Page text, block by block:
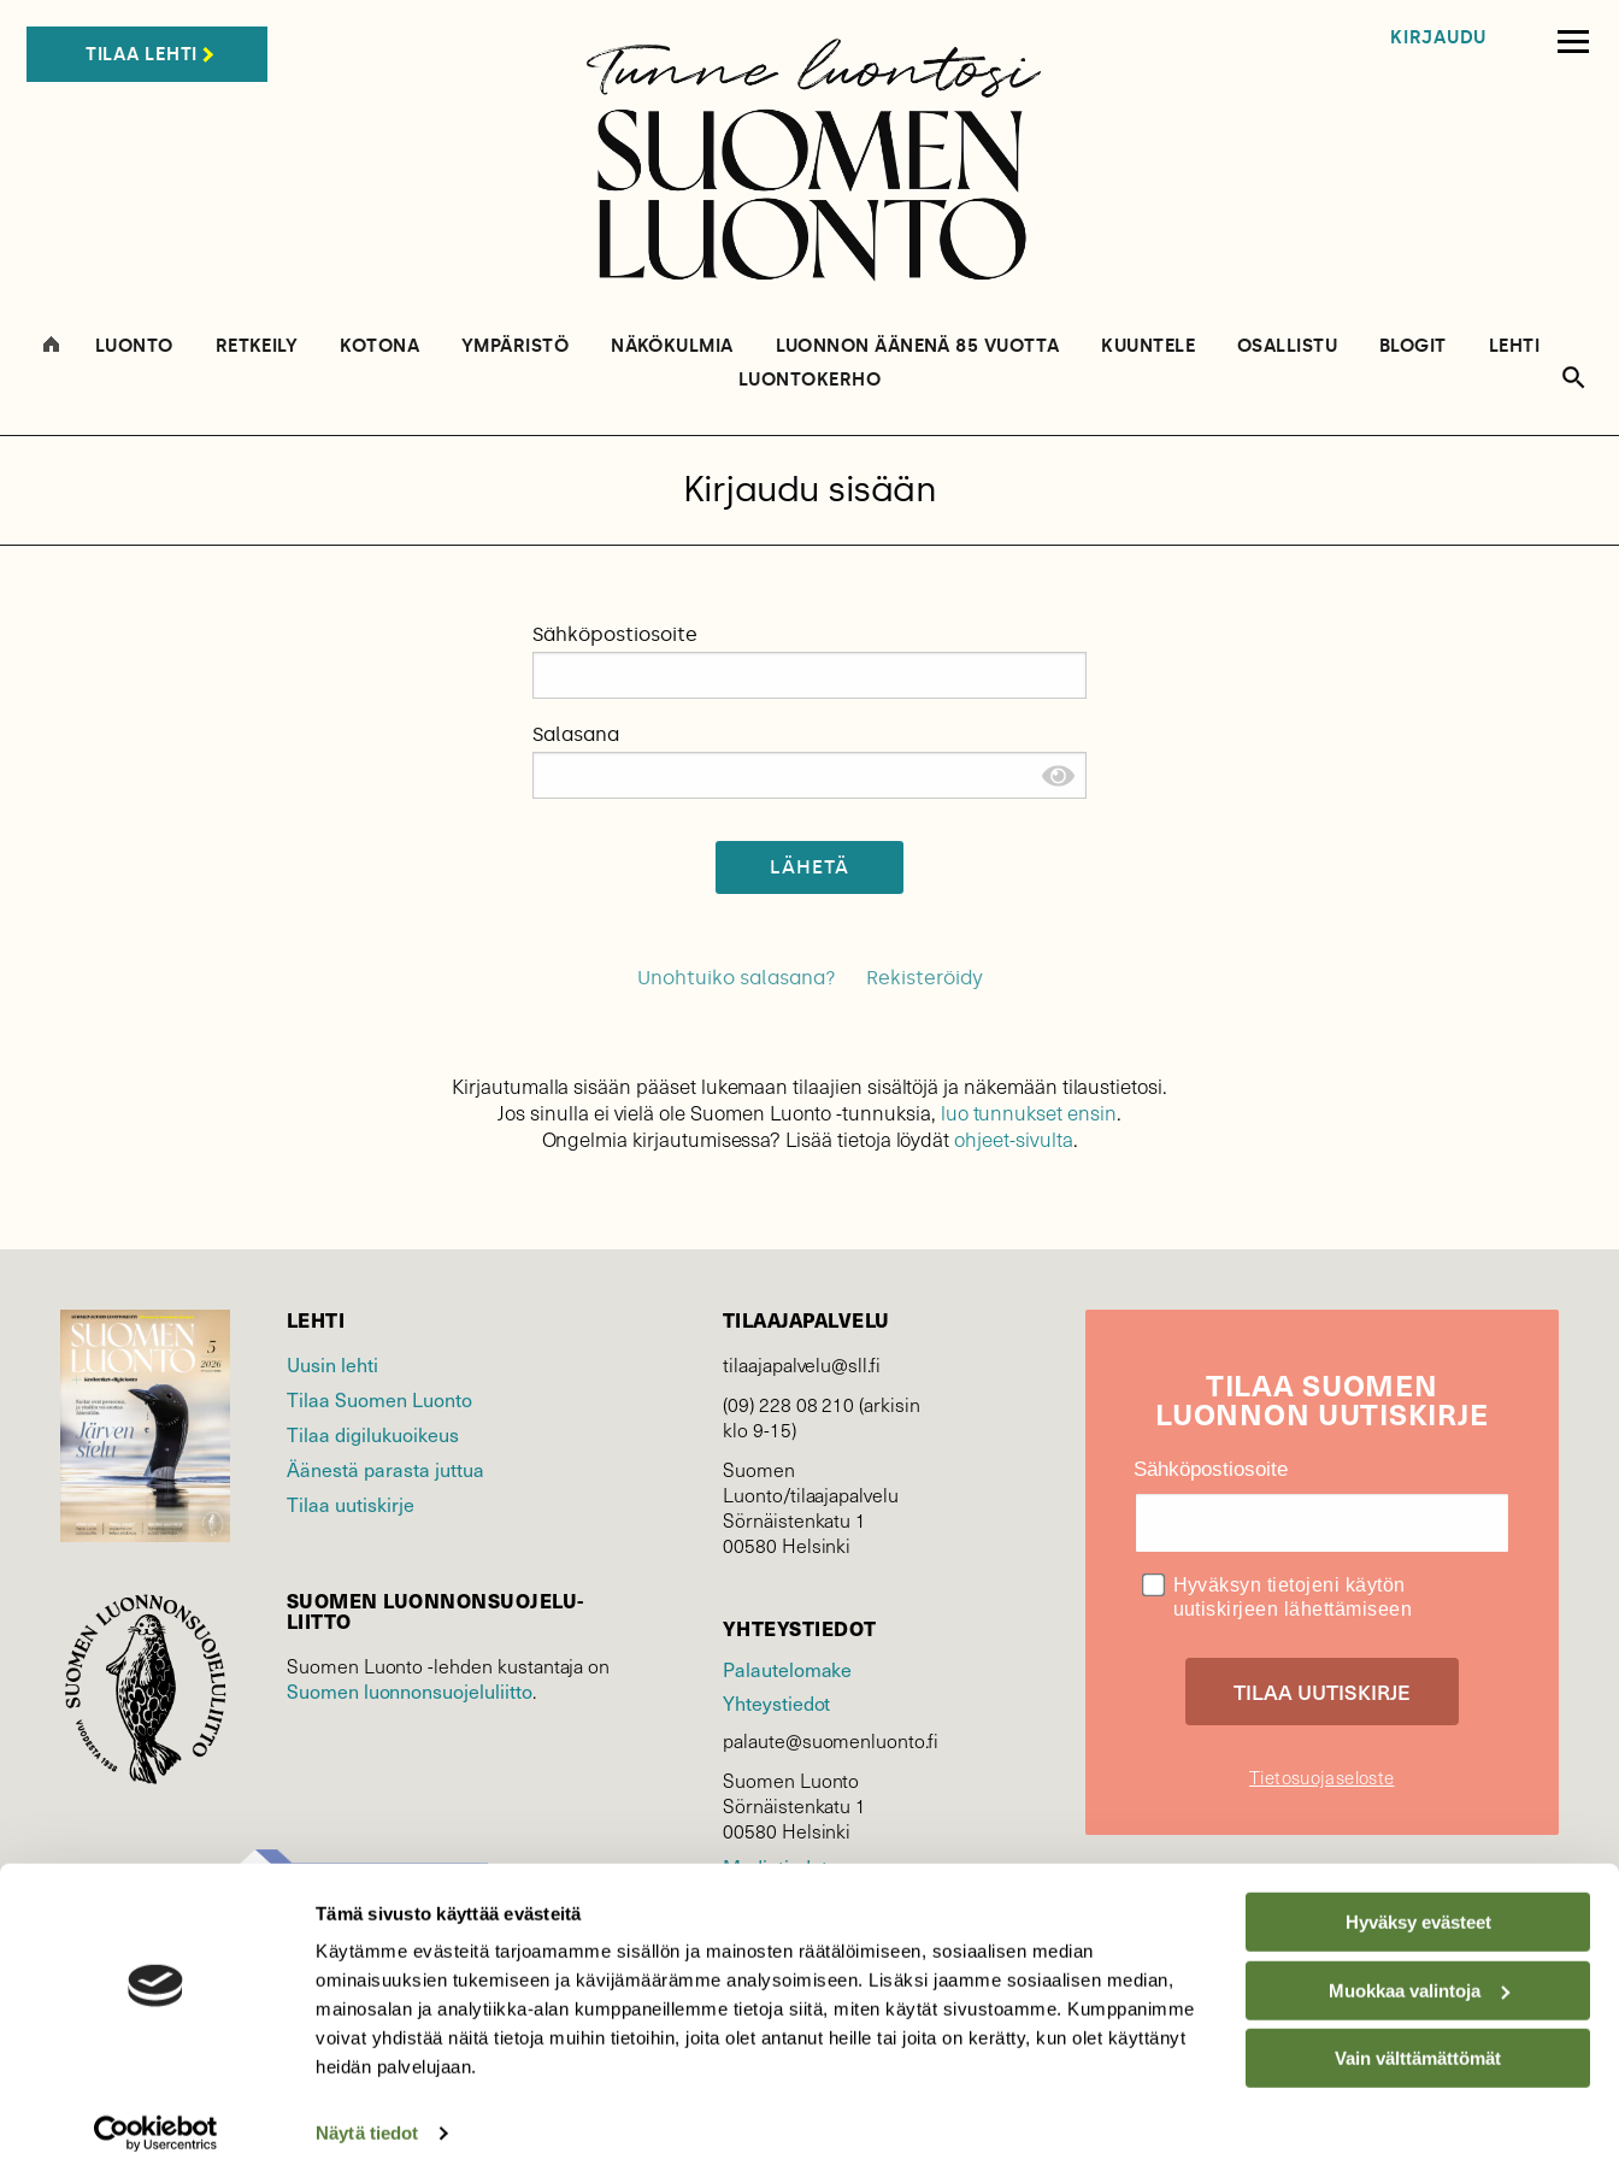
Tämä sivusto käyttää evästeitä
Käytämme evästeitä tarjoamamme sisällön ja mainosten räätälöimiseen, sosiaalisen median
ominaisuuksien tukemiseen ja kävijämäärämme analysoimiseen. Lisäksi jaamme sosiaalisen median,
mainosalan ja analytiikka-alan kumppaneillemme tietoja siitä, miten käytät sivustoamme. Kumppanimme
voivat yhdistää näitä tietoja muihin tietoihin, joita olet antanut heille tai joita on kerätty, kun olet käyttänyt
heidän palvelujaan.
Näytä tiedot
Hyväksy evästeet
Muokkaa valintoja
Vain välttämättömät
TILAA LEHTI
KIRJAUDU
LUONTO RETKEILY KOTONA YMPÄRISTÖ NÄKÖKULMIA LUONNON ÄÄNENÄ 85 VUOTTA KUUNTELE OSALLISTU BLOGIT
LEHTI
LUONTOKERHO
Kirjaudu sisään
Sähköpostiosoite
Salasana
LÄHETÄ
Unohtuiko salasana? Rekisteröidy
Kirjautumalla sisään pääset lukemaan tilaajien sisältöjä ja näkemään tilaustietosi.
Jos sinulla ei vielä ole Suomen Luonto -tunnuksia, luo tunnukset ensin.
Ongelmia kirjautumisessa? Lisää tietoja löydätohjeet-sivulta.
LEHTI
Uusin lehti
Tilaa Suomen Luonto
Tilaa digilukuoikeus
Äänestä parasta juttua
Tilaa uutiskirje
SUOMEN LUONNON­SUOJELU­
LIITTO
Suomen Luonto -lehden kustantaja on
Suomen luonnonsuojelu­liitto.
TILAAJAPALVELU
tilaajapalvelu@sll.fi
(09) 228 08 210 (arkisin
klo 9-15)
Suomen
Luonto/tilaajapalvelu
Sörnäistenkatu 1
00580 Helsinki
YHTEYSTIEDOT
Palautelomake
Yhteystiedot
palaute@suomenluonto.fi
Suomen Luonto
Sörnäistenkatu 1
00580 Helsinki
Mediatiedot
KIRJAUDU
TILAASUOMEN
LUONNON UUTIS­KIRJE
Sähköpostiosoite
Hyväksyn tietojeni käytön
uutiskirjeen lähettämiseen
Tietosuojaseloste